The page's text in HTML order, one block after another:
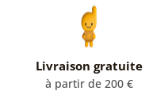
Livraison gratuite
à partir de 200 €